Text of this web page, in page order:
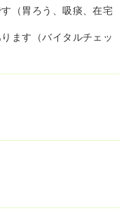
（胃ろう、吸痰、在宅
ます（バイタルチェッ